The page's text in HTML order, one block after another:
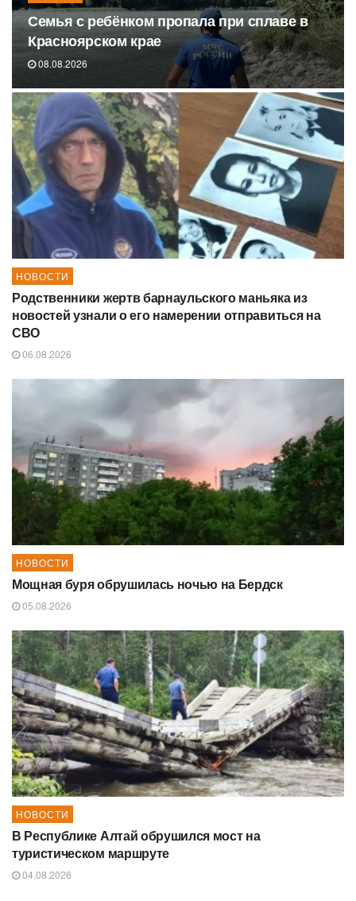
Семья с ребёнком пропала при сплаве в
Красноярском крае
08.08.2026
НОВОСТИ
Родственники жертв барнаульского маньяка из
новостей узнали о его намерении отправиться на
СВО
06.08.2026
НОВОСТИ
Мощная буря обрушилась ночью на Бердск
05.08.2026
НОВОСТИ
В Республике Алтай обрушился мост на
туристическом маршруте
04.08.2026